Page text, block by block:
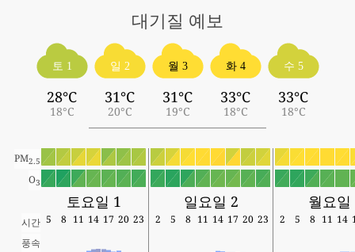
대기질 예보
토 1
28°C
18°C
일 2
31°C
20°C
월 3
31°C
19°C
화 4
33°C
18°C
수 5
33°C
18°C
PM2.5
O3
토요일 1 일요일 2 월요일
시간 5 8 11 14 17 20 23 2 5 8 11 14 17 20 23 2 5 8 11 14
풍속